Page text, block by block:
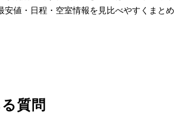
値・日程・空室情報を見比べやすくまと
質問